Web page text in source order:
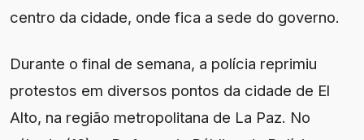
centro da cidade, onde fica a sede do governo.
Durante o final de semana, a polícia reprimiu
protestos em diversos pontos da cidade de El
Alto, na região metropolitana de La Paz. No